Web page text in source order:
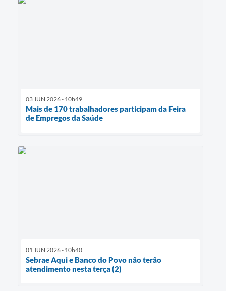
03 JUN 2026 - 10h49
Mais de 170 trabalhadores participam da Feira
de Empregos da Saúde
01 JUN 2026 - 10h40
Sebrae Aqui e Banco do Povo não terão
atendimento nesta terça (2)